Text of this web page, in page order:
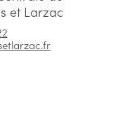
et Larzac